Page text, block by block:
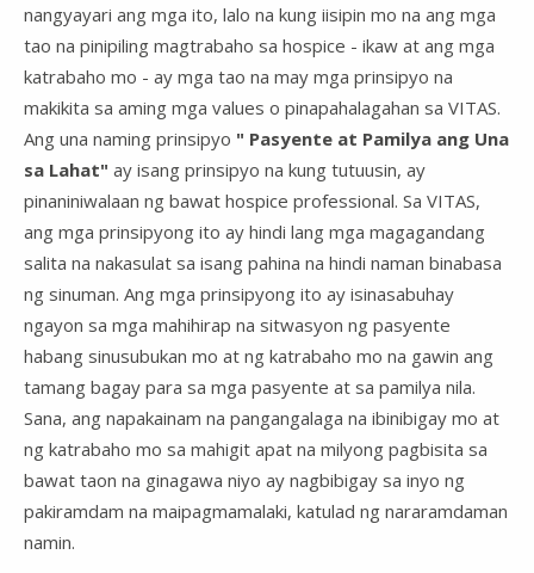
nangyayari ang mga ito, lalo na kung iisipin mo na ang mga
tao na pinipiling magtrabaho sa hospice - ikaw at ang mga
katrabaho mo - ay mga tao na may mga prinsipyo na
makikita sa aming mga values o pinapahalagahan sa VITAS.
Ang una naming prinsipyo " Pasyente at Pamilya ang Una
sa Lahat" ay isang prinsipyo na kung tutuusin, ay
pinaniniwalaan ng bawat hospice professional. Sa VITAS,
ang mga prinsipyong ito ay hindi lang mga magagandang
salita na nakasulat sa isang pahina na hindi naman binabasa
ng sinuman. Ang mga prinsipyong ito ay isinasabuhay
ngayon sa mga mahihirap na sitwasyon ng pasyente
habang sinusubukan mo at ng katrabaho mo na gawin ang
tamang bagay para sa mga pasyente at sa pamilya nila.
Sana, ang napakainam na pangangalaga na ibinibigay mo at
ng katrabaho mo sa mahigit apat na milyong pagbisita sa
bawat taon na ginagawa niyo ay nagbibigay sa inyo ng
pakiramdam na maipagmamalaki, katulad ng nararamdaman
namin.